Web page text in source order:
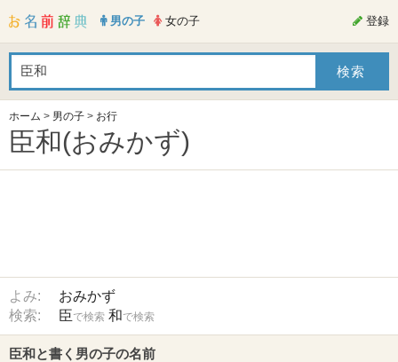
男の子 女の子 登録
ホーム > 男の子 > お行
臣和(おみかず)
よみ:
おみかず
検索:
臣で検索 和で検索
臣和と書く男の子の名前